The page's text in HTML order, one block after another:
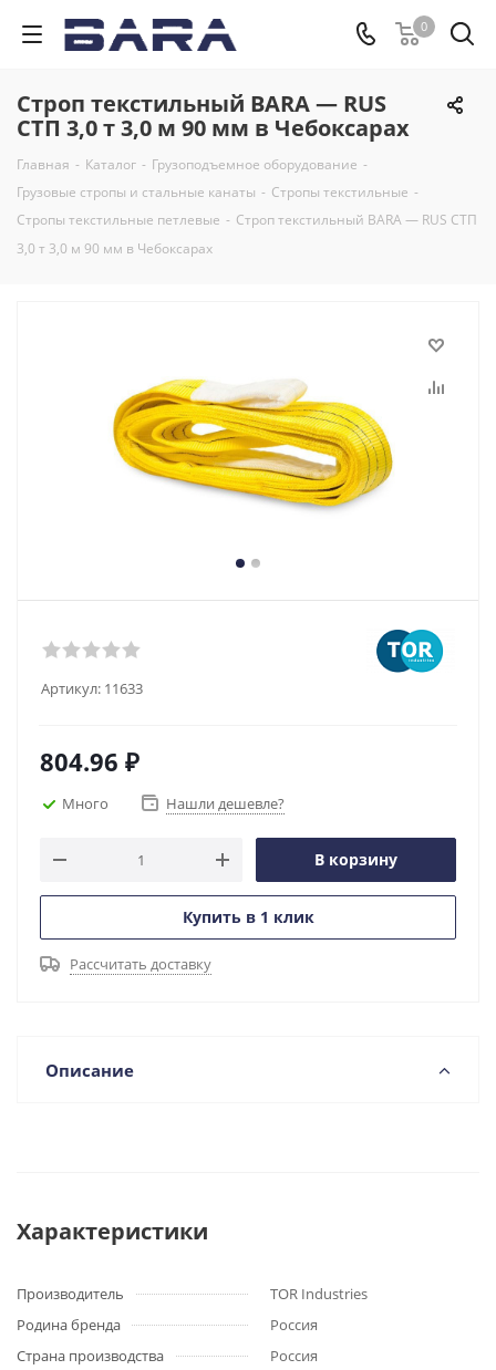
0
Строп текстильный BARA — RUS
СТП 3,0 т 3,0 м 90 мм в Чебоксарах
Главная - Каталог - Грузоподъемное оборудование -
Грузовые стропы и стальные канаты - Стропы текстильные -
Стропы текстильные петлевые - Строп текстильный BARA — RUS СТП
3,0 т 3,0 м 90 мм в Чебоксарах
Артикул: 11633
804.96 ₽
Много Нашли дешевле?
В корзину
Купить в 1 клик
Рассчитать доставку
Описание
Характеристики
Производитель
TOR Industries
Родина бренда
Россия
Страна производства
Россия